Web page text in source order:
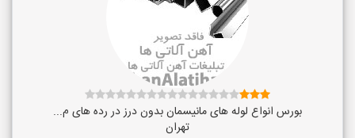
بورس انواع لوله های مانیسمان بدون درز در رده های م...
تهران